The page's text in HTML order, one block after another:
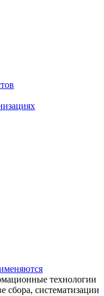
технологии
сбора, систематизации